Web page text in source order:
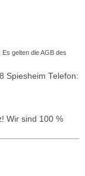
gelten die AGB des
Spiesheim Telefon:
Wir sind 100 %